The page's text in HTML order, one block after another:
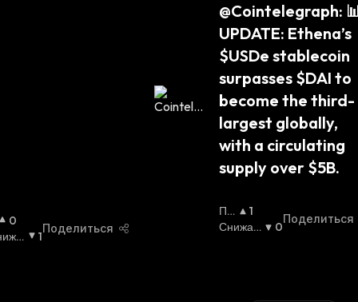
0
1
Поделиться
Ю
Щ
И
Й
С
Я
@Cointelegraph:
UPDATE: Ethena’s
$USDe stablecoin
surpasses $DAI to
become the third-
largest globally,
with a circulating
supply over $5B.
По
Вы
1
Снижаю
0
Поделиться